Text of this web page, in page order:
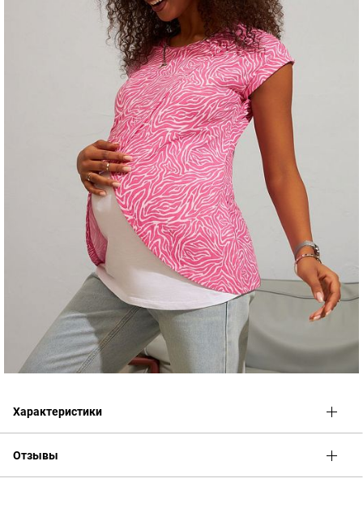
Характеристики
Отзывы